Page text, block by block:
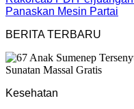
Panaskan Mesin Partai
BERITA TERBARU
Kesehatan